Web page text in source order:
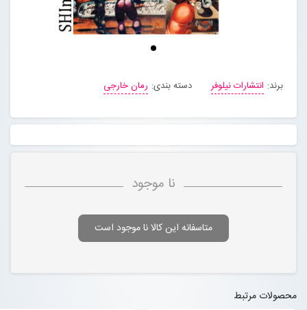
برند: انتشارات نیلوفر دسته بندی: رمان خارجی
نا موجود
متاسفانه این کالا نا موجود است
محصولات مرتبط